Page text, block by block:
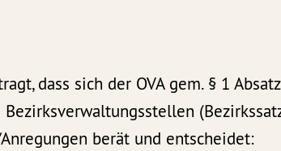
dass sich der OVA gem. § 1
berät und entscheidet: